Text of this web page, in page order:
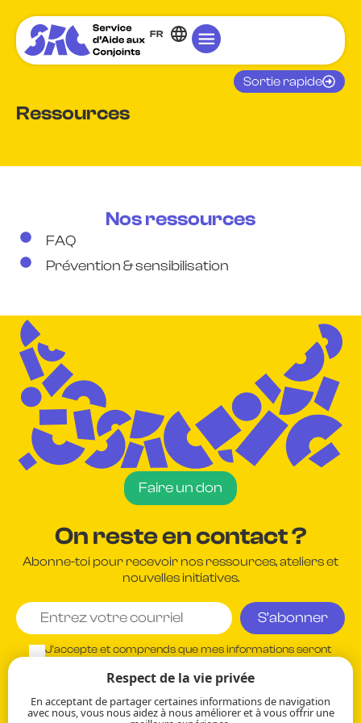
Sortie rapide
FR
Ressources
Nos ressources
FAQ
Prévention & sensibilisation
Faire un don
On reste en contact ?
Abonne-toi pour recevoir nos ressources, ateliers et
nouvelles initiatives.
J'accepte et comprends que mes informations seront
de l'entreprise.
Vos renseignements demeurent strictement
Respect de la vie privée
En acceptant de partager certaines informations de navigation
avec nous, vous nous aidez à nous améliorer et à vous offrir une